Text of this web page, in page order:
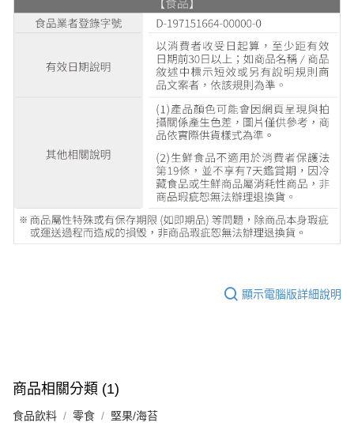
顯示電腦版詳細說明
商品相關分類 (1)
食品飲料 零食 堅果/海苔